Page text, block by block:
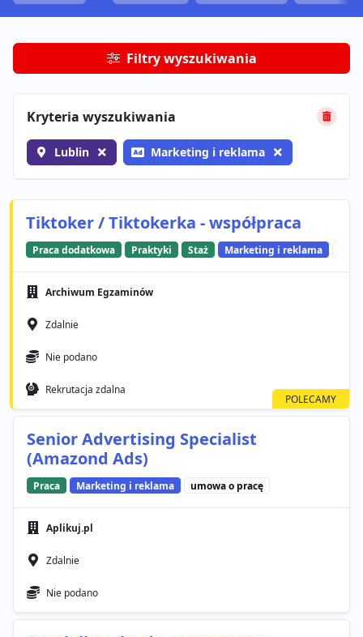
Filtry wyszukiwania
Kryteria wyszukiwania
Lublin Marketing i reklama
Tiktoker / Tiktokerka - współpraca
Praca dodatkowa Praktyki Staż Marketing i reklama
Archiwum Egzaminów
Zdalnie
Nie podano
Rekrutacja zdalna
Senior Advertising Specialist
(Amazond Ads)
Praca Marketing i reklama umowa o pracę
Aplikuj.pl
Zdalnie
Nie podano